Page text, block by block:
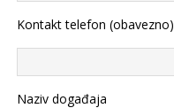
Kontakt telefon (obavezno)
Naziv događaja